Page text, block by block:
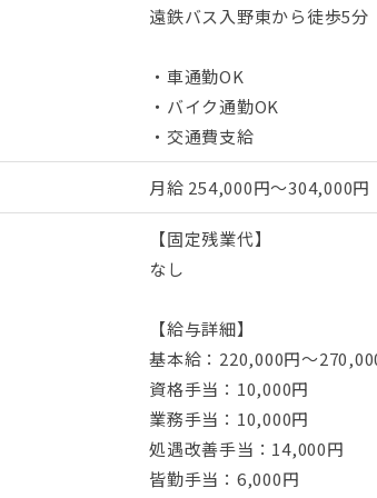
遠鉄バス入野東から徒歩5分
・車通勤OK
・バイク通勤OK
・交通費支給
月給 254,000円～304,000円
【固定残業代】
なし
【給与詳細】
基本給：220,000円〜
資格手当：10,000円
業務手当：10,000円
処遇改善手当：14,000円
皆勤